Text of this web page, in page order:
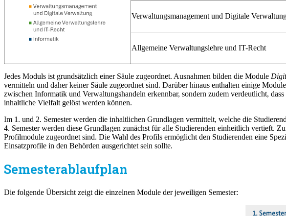
Verwaltungsmanagement und Digitale
Allgemeine Verwaltungslehre und IT-Recht
Jedes Moduls ist grundsätzlich einer Säule zugeordnet. Ausnahmen bilden die Module
vermitteln und daher keiner Säule zugeordnet sind. Darüber hinaus enthalten einige
zwischen Informatik und Verwaltungshandeln erkennbar, sondern zudem verdeutlicht,
inhaltliche Vielfalt gelöst werden können.
Im 1. und 2. Semester werden die inhaltlichen Grundlagen vermittelt, welche die
4. Semester werden diese Grundlagen zunächst für alle Studierenden einheitlich vertieft.
Profilmodule zugeordnet sind. Die Wahl des Profils ermöglicht den Studierenden eine
Einsatzprofile in den Behörden ausgerichtet sein sollte.
Semesterablaufplan
Die folgende Übersicht zeigt die einzelnen Module der jeweiligen Semester: